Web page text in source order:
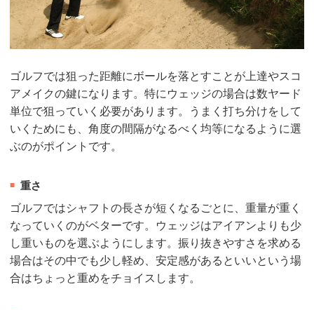
ゴルフでは狙った距離にボールを落とすことが上達やスコ
アメイクの鍵になります。特にウェッジの場合は数ヤード
単位で狙っていく必要があります。うまく打ち分けをして
いくためにも、角度の間隔がなるべく均等になるように選
ぶのがポイントです。
重さ
ゴルフではシャフトの長さが短くなるごとに、重量が重く
なっていくのがベターです。ウェッジはアイアンよりも少
し重いものを選ぶようにします。振り抜きやすさを求める
場合はその中でも少し軽め、安定感があるといいという場
合はちょっと重めをチョイスします。